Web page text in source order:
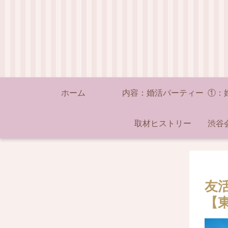
ホーム 内容：婚活パーティー
取材ヒストリー 渋谷
友